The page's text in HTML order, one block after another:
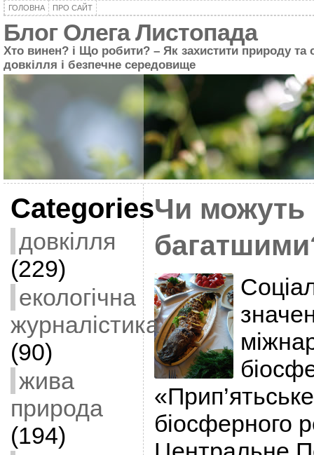
ГОЛОВНА ПРО САЙТ
Блог Олега Листопада
Хто винен? і Що робити? – Як захистити природу та
довкілля і безпечне середовище
Categories
довкілля
(229)
екологічна
журналістика
(90)
жива
природа
(194)
Чи можуть
біосферного